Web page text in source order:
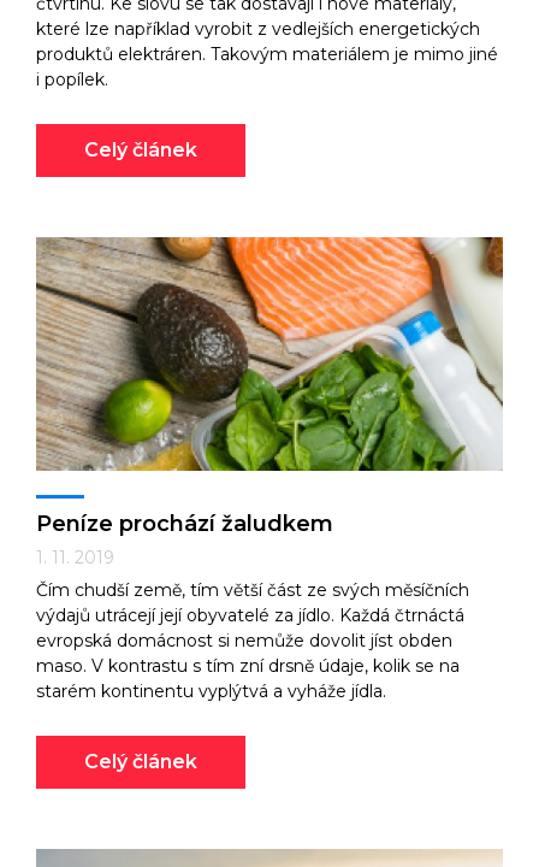
které lze například vyrobit z vedlejších energetických
produktů elektráren. Takovým materiálem je mimo jiné
i popílek.
Celý článek
Peníze prochází žaludkem
1. 11. 2019
Čím chudší země, tím větší část ze svých měsíčních
výdajů utrácejí její obyvatelé za jídlo. Každá čtrnáctá
evropská domácnost si nemůže dovolit jíst obden
maso. V kontrastu s tím zní drsně údaje, kolik se na
starém kontinentu vyplýtvá a vyháže jídla.
Celý článek